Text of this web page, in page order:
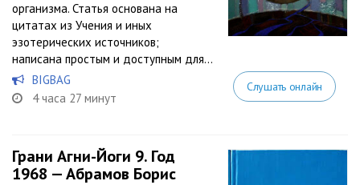
организма. Статья основана на
цитатах из Учения и иных
эзотерических источников;
написана простым и доступным для...
BIGBAG
4 часа 27 минут
Слушать онлайн
Грани Агни-Йоги 9. Год
1968 — Абрамов Борис